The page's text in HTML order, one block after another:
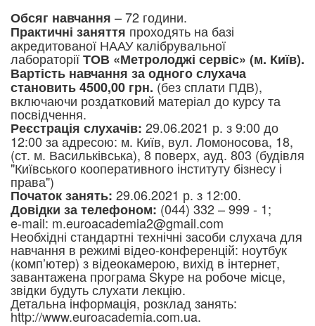
Обсяг навчання – 72 години.
Практичні заняття проходять на базі
акредитованої НААУ калібрувальної
лабораторіїТОВ «Метролоджі сервіс» (м. Київ).
Вартість навчання за одного слухача
становить 4500,00 грн.(без сплати ПДВ),
включаючи роздатковий матеріал до курсу та
посвідчення.
Реєстрація слухачів: 29.06.2021 р. з 9:00 до
12:00 за адресою: м. Київ, вул. Ломоносова, 18,
(ст. м. Васильківська), 8 поверх, ауд. 803 (будівля
"Київського кооперативного інституту бізнесу і
права")
Початок занять: 29.06.2021 р. з 12:00.
Довідки за телефоном: (044) 332 – 999 - 1;
e-mail: m.euroacademia2@gmail.com
Необхідні стандартні технічні засоби слухача для
навчання в режимі відео-конференцій: ноутбук
(комп’ютер) з відеокамерою, вихід в інтернет,
завантажена програма Skype на робоче місце,
звідки будуть слухати лекцію.
Детальна інформація, розклад занять:
http://www.euroacademia.com.ua.